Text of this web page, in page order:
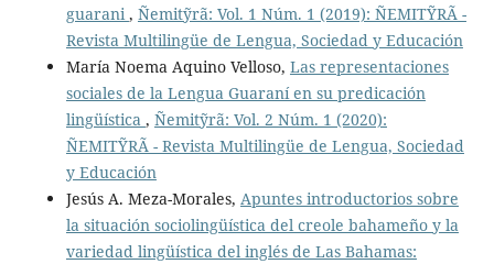
guarani, Ñemitỹrã: Vol. 1 Núm. 1 (2019): ÑEMITỸRÃ -
Revista Multilingüe de Lengua, Sociedad y Educación
María Noema Aquino Velloso, Las representaciones
sociales de la Lengua Guaraní en su predicación
lingüística , Ñemitỹrã: Vol. 2 Núm. 1 (2020):
ÑEMITỸRÃ - Revista Multilingüe de Lengua, Sociedad
y Educación
Jesús A. Meza-Morales, Apuntes introductorios sobre
la situación sociolingüística del creole bahameño y la
variedad lingüística del inglés de Las Bahamas: